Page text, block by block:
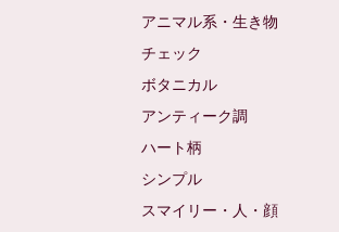
アニマル系・生き物
チェック
ボタニカル
アンティーク調
ハート柄
シンプル
スマイリー・人・顔